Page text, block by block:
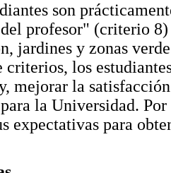
son
profesor" (criterio 8)
jardines y zonas
criterios, los
mejorar la
la Universidad.
expectativas para